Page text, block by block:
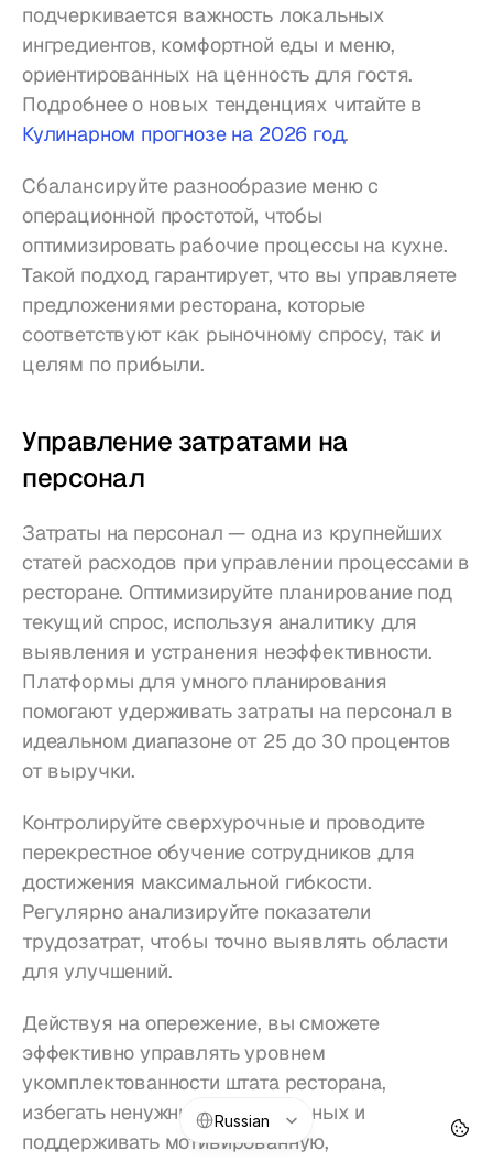
подчеркивается важность локальных
ингредиентов, комфортной еды и меню,
ориентированных на ценность для гостя.
Кулинарном прогнозе на 2026 год.
Сбалансируйте разнообразие меню с
операционной простотой, чтобы
оптимизировать рабочие процессы на кухне.
Такой подход гарантирует, что вы управляете
предложениями ресторана, которые
соответствуют как рыночному спросу, так и
целям по прибыли.
Управление затратами на
персонал
Затраты на персонал — одна из крупнейших
статей расходов при управлении процессами в
ресторане. Оптимизируйте планирование под
текущий спрос, используя аналитику для
выявления и устранения неэффективности.
Платформы для умного планирования
помогают удерживать затраты на персонал в
идеальном диапазоне от 25 до 30 процентов
от выручки.
Контролируйте сверхурочные и проводите
перекрестное обучение сотрудников для
достижения максимальной гибкости.
Регулярно анализируйте показатели
трудозатрат, чтобы точно выявлять области
для улучшений.
Действуя на опережение, вы сможете
эффективно управлять уровнем
укомплектованности штата ресторана,
избегать ненужных сверхурочных и
поддерживать мотивированную,
Russian